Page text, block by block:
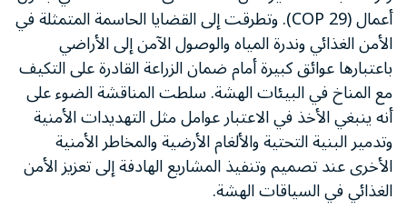
أعمال (COP 29). وتطرقت إلى القضايا الحاسمة المتمثلة في
الأمن الغذائي وندرة المياه والوصول الآمن إلى الأراضي
باعتبارها عوائق كبيرة أمام ضمان الزراعة القادرة على التكيف
مع المناخ في البيئات الهشة. سلطت المناقشة الضوء على
أنه ينبغي الأخذ في الاعتبار عوامل مثل التهديدات الأمنية
وتدمير البنية التحتية والألغام الأرضية والمخاطر الأمنية
الأخرى عند تصميم وتنفيذ المشاريع الهادفة إلى تعزيز الأمن
الغذائي في السياقات الهشة.